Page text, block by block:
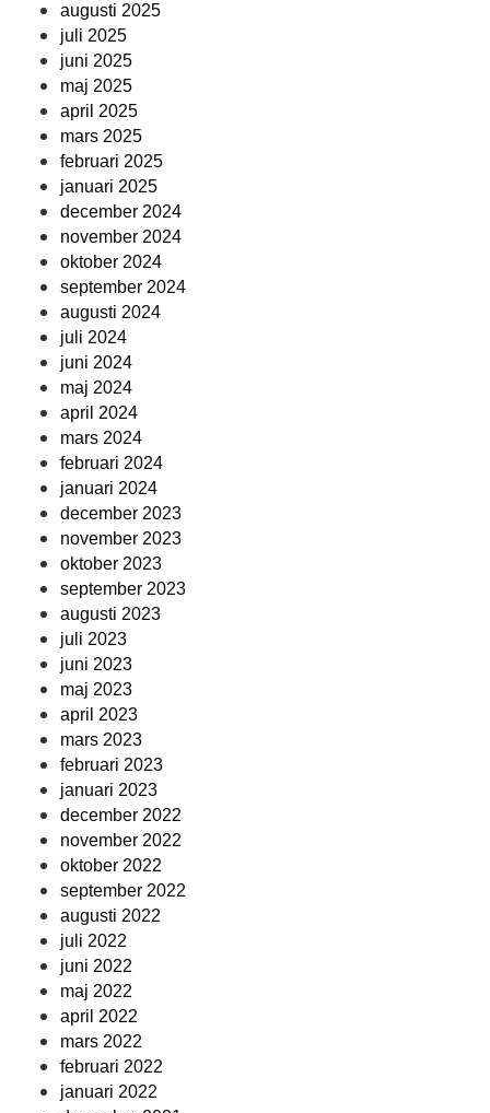
augusti 2025
juli 2025
juni 2025
maj 2025
april 2025
mars 2025
februari 2025
januari 2025
december 2024
november 2024
oktober 2024
september 2024
augusti 2024
juli 2024
juni 2024
maj 2024
april 2024
mars 2024
februari 2024
januari 2024
december 2023
november 2023
oktober 2023
september 2023
augusti 2023
juli 2023
juni 2023
maj 2023
april 2023
mars 2023
februari 2023
januari 2023
december 2022
november 2022
oktober 2022
september 2022
augusti 2022
juli 2022
juni 2022
maj 2022
april 2022
mars 2022
februari 2022
januari 2022